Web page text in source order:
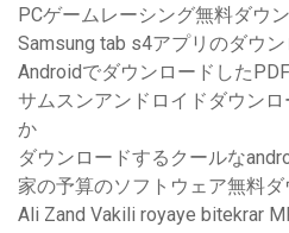
PCゲームレーシング無料ダウ
Samsung tab s4アプリのダウ
Androidでダウンロードした
サムスンアンドロイドダウン
か
ダウンロードするクールな
家の予算のソフトウェア無料ダ
Ali Zand Vakili royaye bitekrar